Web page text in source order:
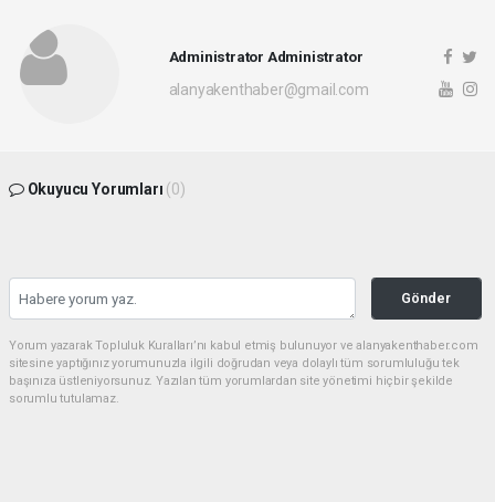
Administrator Administrator
alanyakenthaber@gmail.com
Okuyucu Yorumları (0)
Gönder
Yorum yazarak Topluluk Kuralları’nı kabul etmiş bulunuyor ve alanyakenthaber.com
sitesine yaptığınız yorumunuzla ilgili doğrudan veya dolaylı tüm sorumluluğu tek
başınıza üstleniyorsunuz. Yazılan tüm yorumlardan site yönetimi hiçbir şekilde
sorumlu tutulamaz.